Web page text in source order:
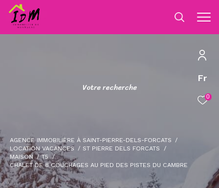
Fr
0
Votrerecherche
AGENCE IMMOBILIÈRE À SAINT-PIERRE-DELS-FORCATS
LOCATION VACANCES
ST PIERRE DELS FORCATS
MAISON
T5
CHALET DE 8 COUCHAGES AU PIED DES PISTES DU CAMBRE